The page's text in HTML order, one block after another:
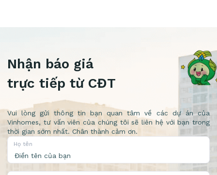
Nhận báo giá
trực tiếp từ CĐT
Vui lòng gửi thông tin bạn quan tâm về các dự án của
Vinhomes, tư vấn viên của chúng tôi sẽ liên hệ với bạn trong
thời gian sớm nhất. Chân thành cảm ơn.
Họ tên